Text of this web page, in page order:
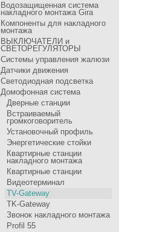
Водозащищенная система
накладного монтажа Gira
Компоненты для накладного
монтажа
ВЫКЛЮЧАТЕЛИ и
СВЕТОРЕГУЛЯТОРЫ
Системы управления жалюзи
Датчики движения
Светодиодная подсветка
Домофонная система
Дверные станции
Встраиваемый
громкоговоритель
Установочный профиль
Энергетические стойки
Квартирные станции
накладного монтажа
Квартирные станции
Видеотерминал
TV-Gateway
TK-Gateway
Звонок накладного монтажа
Profil 55